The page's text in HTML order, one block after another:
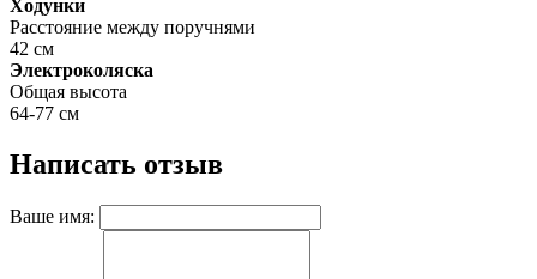
Ходунки
Расстояние между поручнями
42 см
Электроколяска
Общая высота
64-77 см
Написать отзыв
Ваше имя: